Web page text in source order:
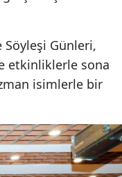
İstanbul
İzmir
Kayseri
Günleri,
etkinliklerle sona
isimlerle bir